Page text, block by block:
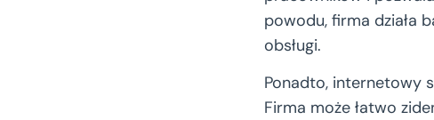
powodu, firma działa
obsługi.
Ponadto, internetowy
Firma może łatwo